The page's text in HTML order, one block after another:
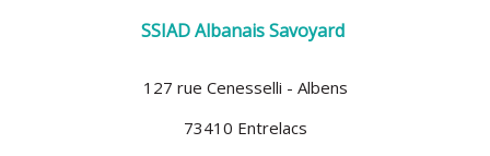
SSIAD Albanais Savoyard
127 rue Cenesselli - Albens
73410 Entrelacs